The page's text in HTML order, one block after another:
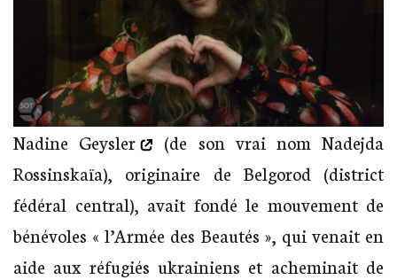
Nadine Geysler
(de son vrai nom Nadejda
Rossinskaïa), originaire de Belgorod (district
fédéral central), avait fondé le mouvement de
bénévoles « l’Armée des Beautés », qui venait en
aide aux réfugiés ukrainiens et acheminait de